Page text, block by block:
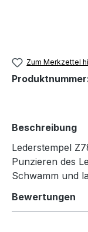
Zum Merkzettel
Beschreibung
Lederstempel
Punzieren des
Schwamm und
Bewertungen